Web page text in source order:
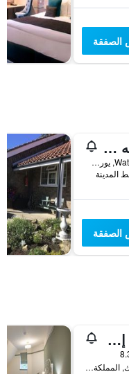
واي إتش إيه يورك - هوستل
42 Water End, Clifton, يورك, المملكة المتحدة
هوليداي إن إكسبرس يوي ركبيباي آيتش جي
Malton Road, يورك, المملكة المتحدة